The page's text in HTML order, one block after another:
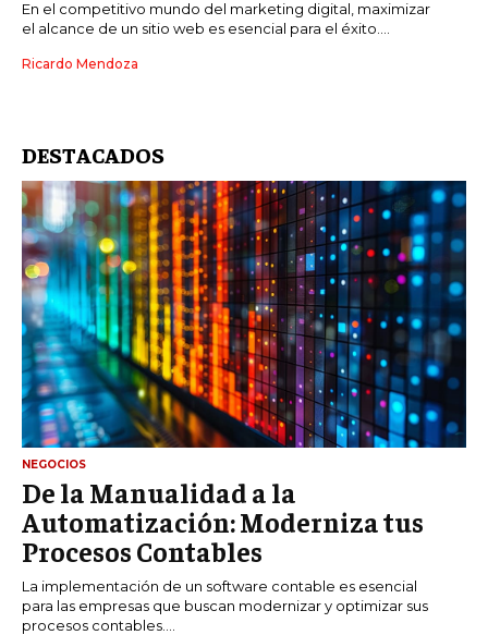
En el competitivo mundo del marketing digital, maximizar
el alcance de un sitio web es esencial para el éxito....
Ricardo Mendoza
DESTACADOS
NEGOCIOS
De la Manualidad a la
Automatización: Moderniza tus
Procesos Contables
La implementación de un software contable es esencial
para las empresas que buscan modernizar y optimizar sus
procesos contables....